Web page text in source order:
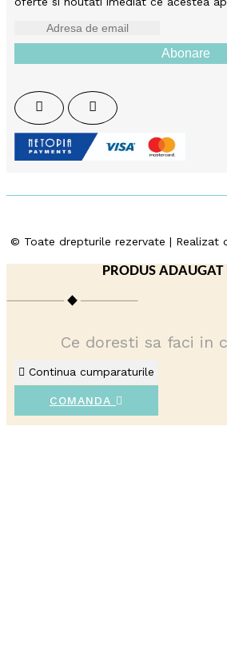
Abonare
© Toate drepturile rezervate | Realizat
PRODUS ADAUGAT
Ce doresti sa faci in
Continua cumparaturile
COMANDA